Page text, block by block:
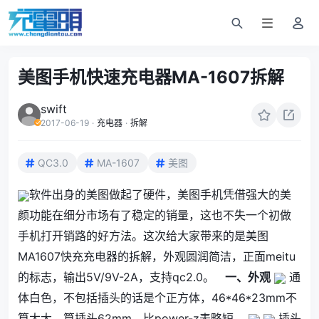
美图手机快速充电器MA-1607拆解
swift
2017-06-19 · 充电器 · 拆解
QC3.0 MA-1607 美图
软件出身的美图做起了硬件，美图手机凭借强大的美
颜功能在细分市场有了稳定的销量，这也不失一个初做
手机打开销路的好方法。这次给大家带来的是美图
MA1607快充充电器的拆解，外观圆润简洁，正面meitu
的标志，输出5V/9V-2A，支持qc2.0。 一、外观
通
体白色，不包括插头的话是个正方体，46*46*23mm不